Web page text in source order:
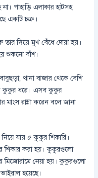
পাহাড়ি এলাকার হাটসহ
একটি চক্র।
দিয়ে মুখ বেঁধে দেয়া হয়।
শুকনো বাঁশ।
থানা বাজার থেকে বেশি
কুকুর ধরে। এসব কুকুর
মাংস রান্না করেন বলে জানা
যায় ৫ কুকুর শিকারি।
শিকার করা হয়। কুকুরগুলো
মিজোরামে নেয়া হয়। কুকুরগুলো
হয়েছে।